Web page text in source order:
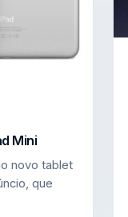
Mini
novo tablet
que